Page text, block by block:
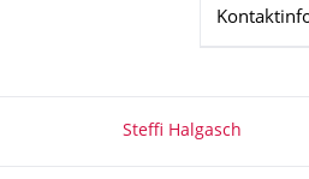
Steffi Halgasch